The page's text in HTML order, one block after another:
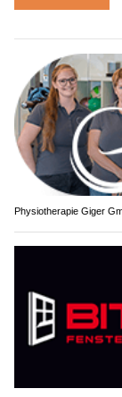
Physiotherapie Giger